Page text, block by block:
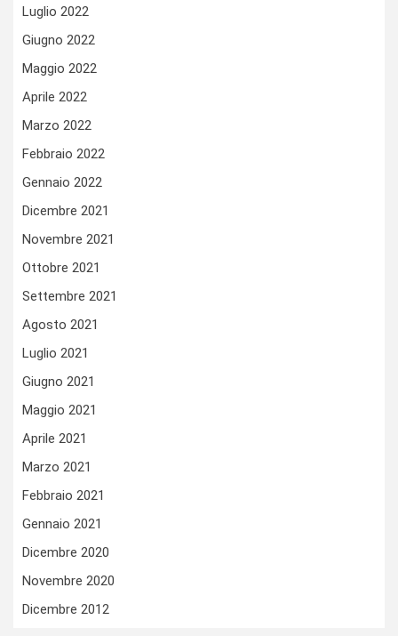
Luglio 2022
Giugno 2022
Maggio 2022
Aprile 2022
Marzo 2022
Febbraio 2022
Gennaio 2022
Dicembre 2021
Novembre 2021
Ottobre 2021
Settembre 2021
Agosto 2021
Luglio 2021
Giugno 2021
Maggio 2021
Aprile 2021
Marzo 2021
Febbraio 2021
Gennaio 2021
Dicembre 2020
Novembre 2020
Dicembre 2012